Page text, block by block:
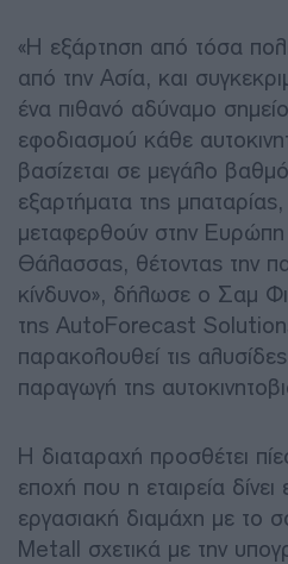
«Η εξάρτηση από τόσα
από την Ασία, και
ένα πιθανό αδύναμο
εφοδιασμού κάθε
βασίζεται σε μεγάλο
εξαρτήματα της
μεταφερθούν στην
Θάλασσας, θέτοντας την
κίνδυνο», δήλωσε ο Σαμ
της AutoForecast
παρακολουθεί τις
παραγωγή της
Η διαταραχή προσθέτει
εποχή που η εταιρεία δίνει
εργασιακή διαμάχη με το
Metall σχετικά με την